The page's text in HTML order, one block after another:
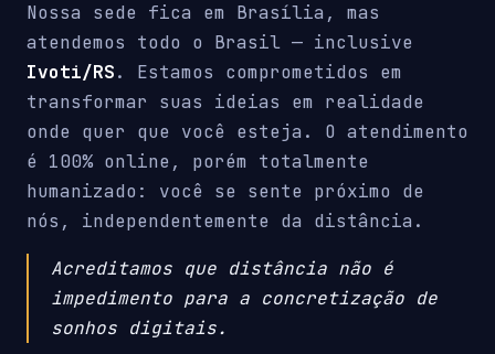
Nossa sede fica em Brasília, mas
atendemos todo o Brasil — inclusive
Ivoti/RS. Estamos comprometidos em
transformar suas ideias em realidade
onde quer que você esteja. O atendimento
é 100% online, porém totalmente
humanizado: você se sente próximo de
nós, independentemente da distância.
Acreditamos que distância não é
impedimento para a concretização de
sonhos digitais.